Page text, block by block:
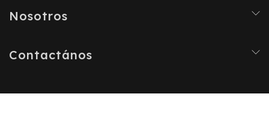
Nosotros
Contactános